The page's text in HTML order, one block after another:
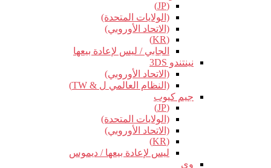
(JP)
(الولايات المتحدة)
(الاتحاد الأوروبي)
(KR)
الجابي / ليس لإعادة بيعها
نينتندو 3DS
(الاتحاد الأوروبي)
(النظام العالمي ل & TW)
جيم كيوب
(JP)
(الولايات المتحدة)
(الاتحاد الأوروبي)
(KR)
ليس لإعادة بيعها / ديموس
وي